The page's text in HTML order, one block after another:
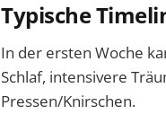
Typische
In der ersten Woche
Schlaf, intensivere
Pressen/Knirschen.